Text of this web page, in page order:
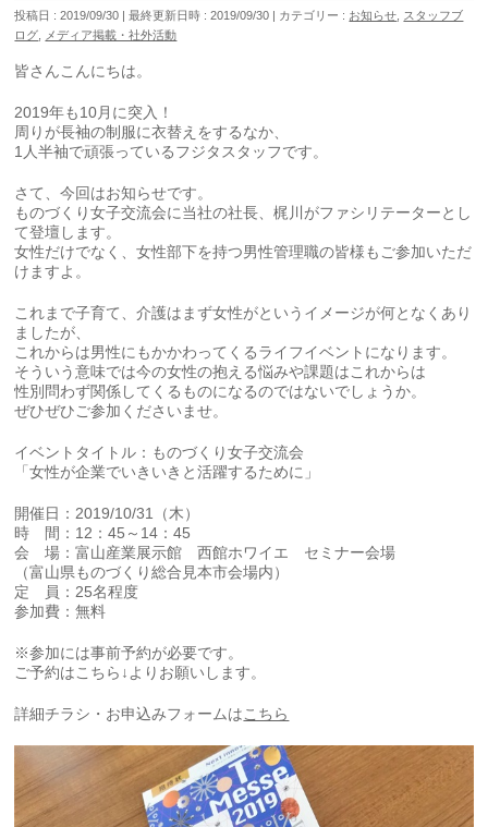
投稿日 : 2019/09/30 最終更新日時 : 2019/09/30 カテゴリー : お知らせ
スタッフブ
ログ
メディア掲載・社外活動
皆さんこんにちは。
2019年も10月に突入！
周りが長袖の制服に衣替えをするなか、
1人半袖で頑張っているフジタスタッフです。
さて、今回はお知らせです。
ものづくり女子交流会に当社の社長、梶川がファシリテーターとし
て登壇します。
女性だけでなく、女性部下を持つ男性管理職の皆様もご参加いただ
けますよ。
これまで子育て、介護はまず女性がというイメージが何となくあり
ましたが、
これからは男性にもかかわってくるライフイベントになります。
そういう意味では今の女性の抱える悩みや課題はこれからは
性別問わず関係してくるものになるのではないでしょうか。
ぜひぜひご参加くださいませ。
イベントタイトル：ものづくり女子交流会
「女性が企業でいきいきと活躍するために」
開催日：2019/10/31（木）
時 間：12：45～14：45
会 場：富山産業展示館 西館ホワイエ セミナー会場
（富山県ものづくり総合見本市会場内）
定 員：25名程度
参加費：無料
※参加には事前予約が必要です。
ご予約はこちら↓よりお願いします。
詳細チラシ・お申込みフォームはこちら